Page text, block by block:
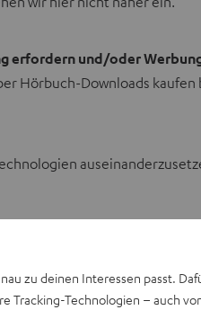
erfordern und/oder
Hörbuch-Downloads
zu deinen Interessen passt.
Tracking-Technologien – auch